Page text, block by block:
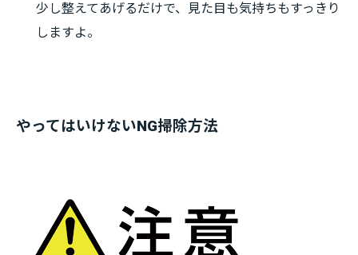
少し整えてあげるだけで、見た目も気持ちもすっきり
しますよ。
やってはいけないNG掃除方法